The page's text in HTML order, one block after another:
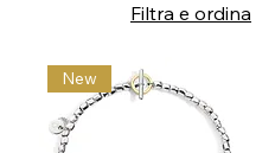
Filtra e ordina
New